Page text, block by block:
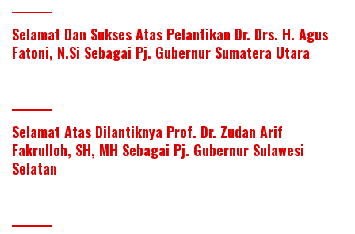
Selamat Dan Sukses Atas Pelantikan Dr. Drs. H. Agus
Fatoni, N.Si Sebagai Pj. Gubernur Sumatera Utara
Selamat Atas Dilantiknya Prof. Dr. Zudan Arif
Fakrulloh, SH, MH Sebagai Pj. Gubernur Sulawesi
Selatan